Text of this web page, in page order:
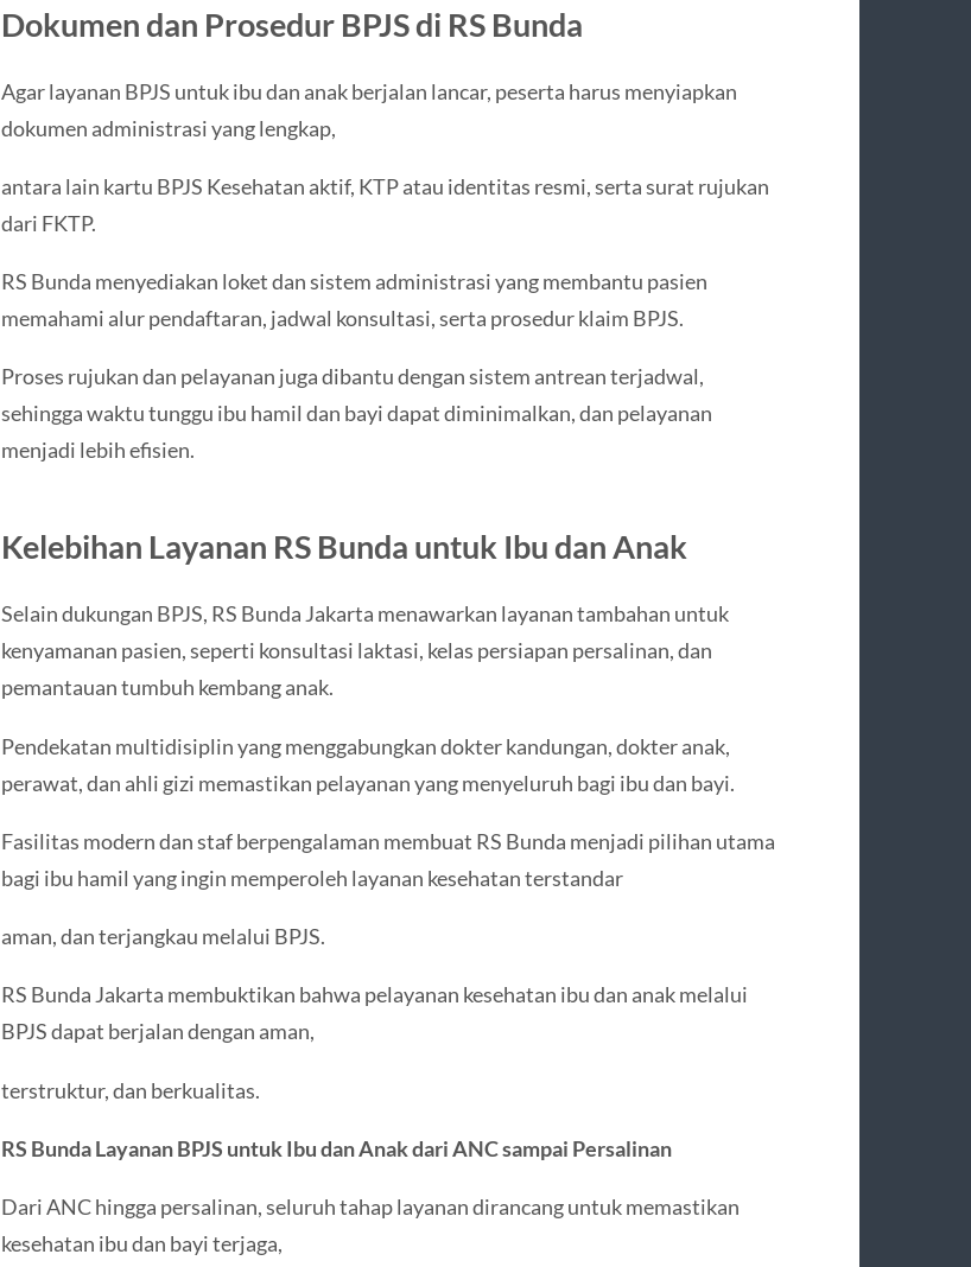
Dokumen dan Prosedur BPJS di RS Bunda
Agar layanan BPJS untuk ibu dan anak berjalan lancar, peserta harus menyiapkan
dokumen administrasi yang lengkap,
antara lain kartu BPJS Kesehatan aktif, KTP atau identitas resmi, serta surat rujukan
dari FKTP.
RS Bunda menyediakan loket dan sistem administrasi yang membantu pasien
memahami alur pendaftaran, jadwal konsultasi, serta prosedur klaim BPJS.
Proses rujukan dan pelayanan juga dibantu dengan sistem antrean terjadwal,
sehingga waktu tunggu ibu hamil dan bayi dapat diminimalkan, dan pelayanan
menjadi lebih efisien.
Kelebihan Layanan RS Bunda untuk Ibu dan Anak
Selain dukungan BPJS, RS Bunda Jakarta menawarkan layanan tambahan untuk
kenyamanan pasien, seperti konsultasi laktasi, kelas persiapan persalinan, dan
pemantauan tumbuh kembang anak.
Pendekatan multidisiplin yang menggabungkan dokter kandungan, dokter anak,
perawat, dan ahli gizi memastikan pelayanan yang menyeluruh bagi ibu dan bayi.
Fasilitas modern dan staf berpengalaman membuat RS Bunda menjadi pilihan utama
bagi ibu hamil yang ingin memperoleh layanan kesehatan terstandar
aman, dan terjangkau melalui BPJS.
RS Bunda Jakarta membuktikan bahwa pelayanan kesehatan ibu dan anak melalui
BPJS dapat berjalan dengan aman,
terstruktur, dan berkualitas.
RS Bunda Layanan BPJS untuk Ibu dan Anak dari ANC sampai Persalinan
Dari ANC hingga persalinan, seluruh tahap layanan dirancang untuk memastikan
kesehatan ibu dan bayi terjaga,